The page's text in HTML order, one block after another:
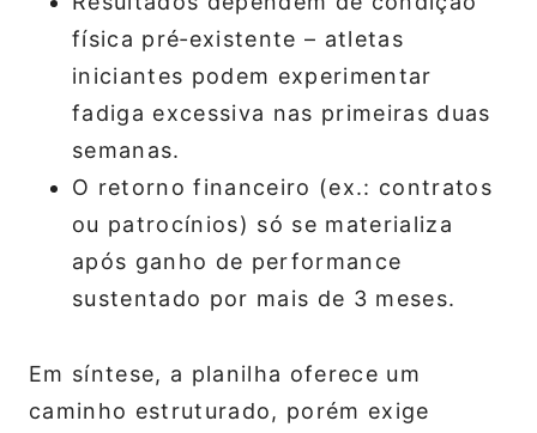
física pré‑existente – atletas
iniciantes podem experimentar
fadiga excessiva nas primeiras duas
semanas.
O retorno financeiro (ex.: contratos
ou patrocínios) só se materializa
após ganho de performance
sustentado por mais de 3 meses.
Em síntese, a planilha oferece um
caminho estruturado, porém exige